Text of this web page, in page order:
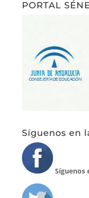
Síguenos en
Síguenos
Calendario
Enlaces de